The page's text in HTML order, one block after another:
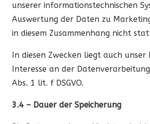
unserer informationstechnischen
Auswertung der Daten zu
in diesem Zusammenhang nicht
In diesen Zwecken liegt auch unser
Interesse an der
Abs. 1 lit. f DSGVO.
3.4 – Dauer der Speicherung